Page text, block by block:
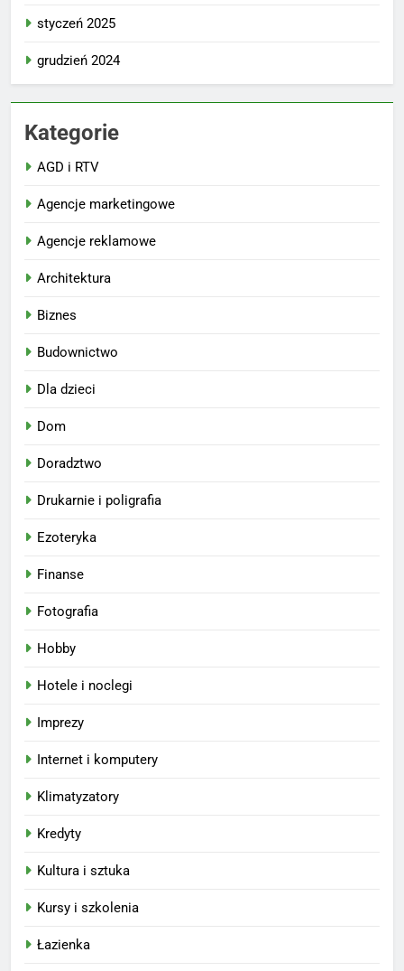
styczeń 2025
grudzień 2024
Kategorie
AGD i RTV
Agencje marketingowe
Agencje reklamowe
Architektura
Biznes
Budownictwo
Dla dzieci
Dom
Doradztwo
Drukarnie i poligrafia
Ezoteryka
Finanse
Fotografia
Hobby
Hotele i noclegi
Imprezy
Internet i komputery
Klimatyzatory
Kredyty
Kultura i sztuka
Kursy i szkolenia
Łazienka